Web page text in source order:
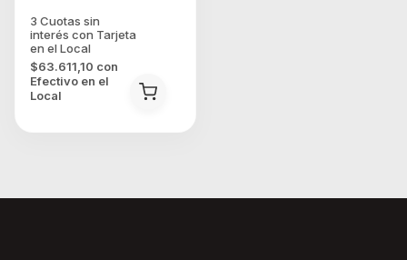
$63.611,10 con
Efectivo en el
Local